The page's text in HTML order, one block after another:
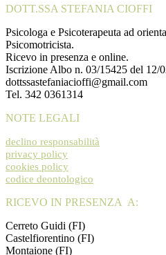
DOTT.SSA STEFANIA CIOFFI
Psicologa e Psicoterapeuta ad
Psicomotricista.
Ricevo in presenza e online.
Iscrizione Albo n. 03/15425 del 12/
dottssastefaniacioffi@gmail.com
Tel. 342 0361314
NOTE LEGALI
declino responsabilità
privacy policy
cookies policy
codice deontologico
RICEVO IN PRESENZA A:
Cerreto Guidi (FI)
Castelfiorentino (FI)
Montaione (FI)